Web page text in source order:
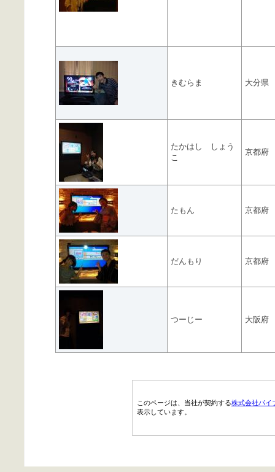
きむらま 大分県
たかはし しょう
こ
京都府
たもん 京都府
だんもり 京都府
つーじー 大阪府
このページは、当社が契約する株式会社パイ
表示しています。